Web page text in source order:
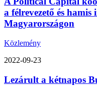
a félrevezető és
Magyarországon
Közlemény
2022-09-23
Lezárult a kétnapos